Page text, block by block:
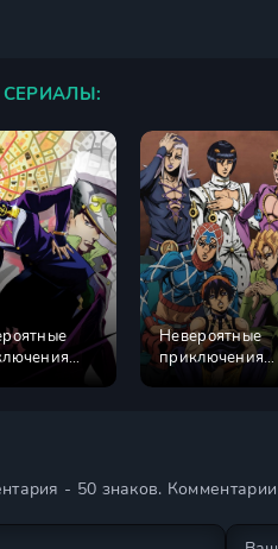
Невероятные
приключения
Джоджо 4
- 50 знаков.